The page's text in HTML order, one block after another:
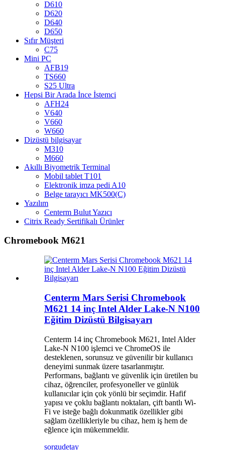
D610
D620
D640
D650
Sıfır Müşteri
C75
Mini PC
AFB19
TS660
S25 Ultra
Hepsi Bir Arada İnce İstemci
AFH24
V640
V660
W660
Dizüstü bilgisayar
M310
M660
Akıllı Biyometrik Terminal
Mobil tablet T101
Elektronik imza pedi A10
Belge tarayıcı MK500(C)
Yazılım
Centerm Bulut Yazıcı
Citrix Ready Sertifikalı Ürünler
Chromebook M621
Centerm Mars Serisi Chromebook
M621 14 inç Intel Alder Lake-N N100
Eğitim Dizüstü Bilgisayarı
Centerm 14 inç Chromebook M621, Intel Alder
Lake-N N100 işlemci ve ChromeOS ile
desteklenen, sorunsuz ve güvenilir bir kullanıcı
deneyimi sunmak üzere tasarlanmıştır.
Performans, bağlantı ve güvenlik için üretilen bu
cihaz, öğrenciler, profesyoneller ve günlük
kullanıcılar için çok yönlü bir seçimdir. Hafif
yapısı ve çoklu bağlantı noktaları, çift bantlı Wi-
Fi ve isteğe bağlı dokunmatik özellikler gibi
sağlam özellikleriyle bu cihaz, hem iş hem de
eğlence için mükemmeldir.
sorgudetay